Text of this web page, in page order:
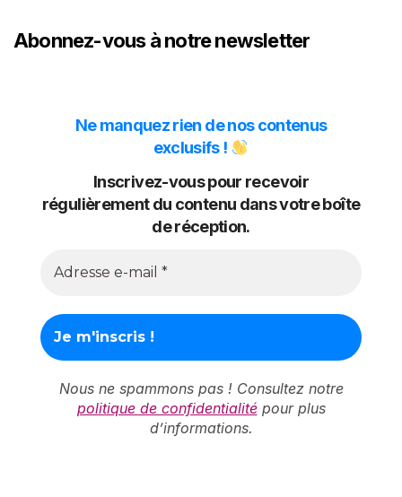
Abonnez-vous à notre newsletter
Ne manquez rien de nos contenus
exclusifs !
Inscrivez-vous pour recevoir
régulièrement du contenu dans votre boîte
de réception.
Nous ne spammons pas ! Consultez notre
politique de confidentialitépour plus
d’informations.